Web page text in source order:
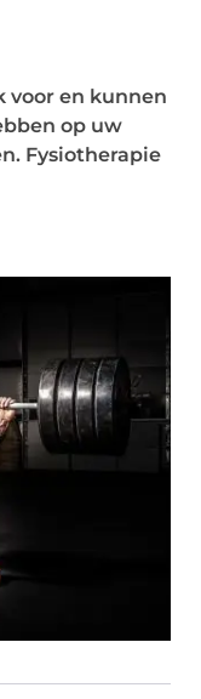
voor en kunnen
op uw
Fysiotherapie